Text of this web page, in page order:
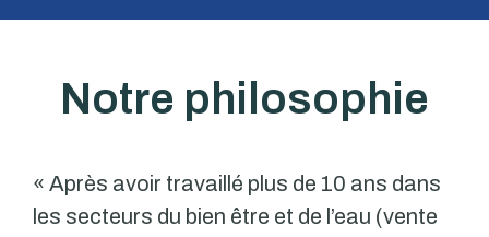
Notre philosophie
« Après avoir travaillé plus de 10 ans dans
les secteurs du bien être et de l’eau (vente